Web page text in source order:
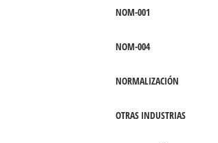
NOM-001
NOM-004
NORMALIZACIÓN
OTRAS INDUSTRIAS